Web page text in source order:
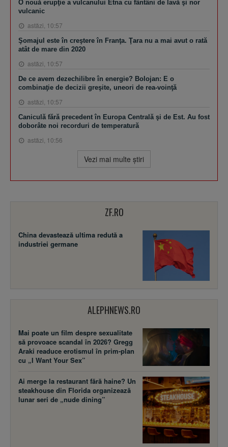
O nouă erupţie a vulcanului Etna cu fântâni de lavă şi nor
vulcanic
astăzi, 10:57
Şomajul este în creştere în Franţa. Ţara nu a mai avut o rată
atât de mare din 2020
astăzi, 10:57
De ce avem dezechilibre în energie? Bolojan: E o
combinaţie de decizii greşite, uneori de rea-voinţă
astăzi, 10:57
Caniculă fără precedent în Europa Centrală şi de Est. Au fost
doborâte noi recorduri de temperatură
astăzi, 10:56
Vezi mai multe ştiri
ZF.RO
China devastează ultima redută a
industriei germane
ALEPHNEWS.RO
Mai poate un film despre sexualitate
să provoace scandal în 2026? Gregg
Araki readuce erotismul în prim-plan
cu „I Want Your Sex”
Ai merge la restaurant fără haine? Un
steakhouse din Florida organizează
lunar seri de „nude dining”